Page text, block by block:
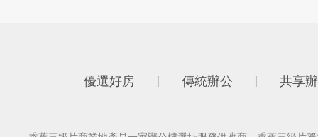
優選好房 傳統辦公 共享